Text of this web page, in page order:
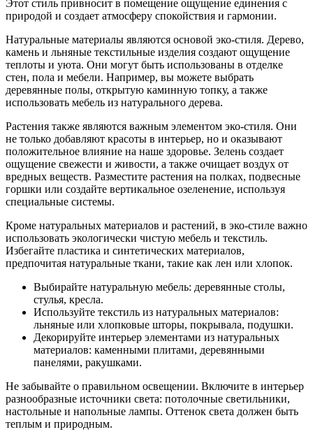
Этот стиль привносит в помещение ощущение единения с
природой и создает атмосферу спокойствия и гармонии.
Натуральные материалы являются основой эко-стиля. Дерево,
камень и льняные текстильные изделия создают ощущение
теплоты и уюта. Они могут быть использованы в отделке
стен, пола и мебели. Например, вы можете выбрать
деревянные полы, открытую каминную топку, а также
использовать мебель из натурального дерева.
Растения также являются важным элементом эко-стиля. Они
не только добавляют красоты в интерьер, но и оказывают
положительное влияние на наше здоровье. Зелень создает
ощущение свежести и живости, а также очищает воздух от
вредных веществ. Разместите растения на полках, подвесные
горшки или создайте вертикальное озеленение, используя
специальные системы.
Кроме натуральных материалов и растений, в эко-стиле важно
использовать экологически чистую мебель и текстиль.
Избегайте пластика и синтетических материалов,
предпочитая натуральные ткани, такие как лен или хлопок.
Выбирайте натуральную мебель: деревянные столы,
стулья, кресла.
Используйте текстиль из натуральных материалов:
льняные или хлопковые шторы, покрывала, подушки.
Декорируйте интерьер элементами из натуральных
материалов: каменными плитами, деревянными
панелями, ракушками.
Не забывайте о правильном освещении. Включите в интерьер
разнообразные источники света: потолочные светильники,
настольные и напольные лампы. Оттенок света должен быть
теплым и природным.